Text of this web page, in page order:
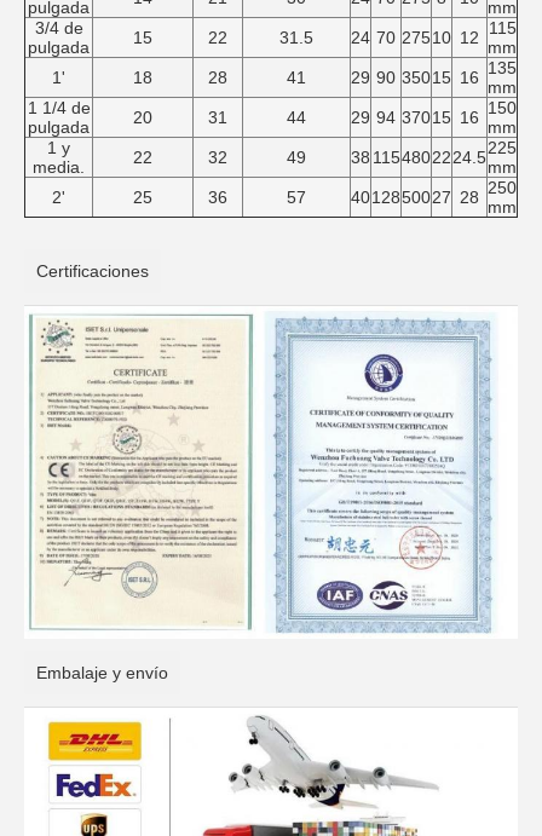
pulgada
mm
3/4 de
pulgada
15 22 31.5 24 70 27510 12
115
mm
1'
18 28 41 29 90 35015 16 135
mm
1 1/4 de
pulgada
20 31 44 29 94 37015 16 150
mm
1 y
media.
22 32 49 38 1154802224.5225
mm
2'
25 36 57 4012850027 28 250
mm
Certificaciones
Embalaje y envío